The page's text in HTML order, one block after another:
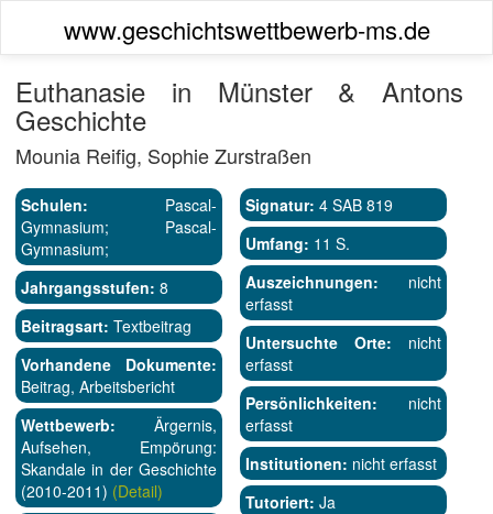
www.geschichtswettbewerb-ms.de
Euthanasie in Münster & Antons
Geschichte
Mounia Reifig, Sophie Zurstraßen
Schulen: Pascal-
Gymnasium; Pascal-
Gymnasium;
Jahrgangsstufen: 8
Beitragsart: Textbeitrag
Vorhandene Dokumente:
Beitrag, Arbeitsbericht
Wettbewerb: Ärgernis,
Aufsehen, Empörung:
Skandale in der Geschichte
(2010-2011) (Detail)
Signatur: 4 SAB 819
Umfang: 11 S.
Auszeichnungen: nicht
erfasst
Untersuchte Orte: nicht
erfasst
Persönlichkeiten: nicht
erfasst
Institutionen: nicht erfasst
Tutoriert: Ja